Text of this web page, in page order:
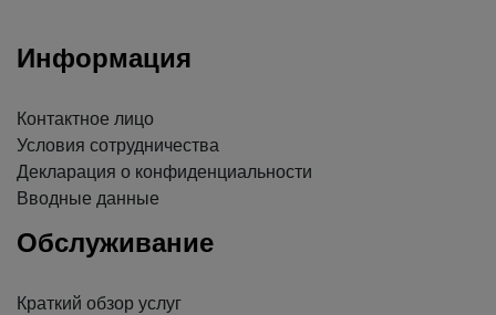
Информация
Контактное лицо
Условия сотрудничества
Декларация о конфиденциальности
Вводные данные
Обслуживание
Краткий обзор услуг